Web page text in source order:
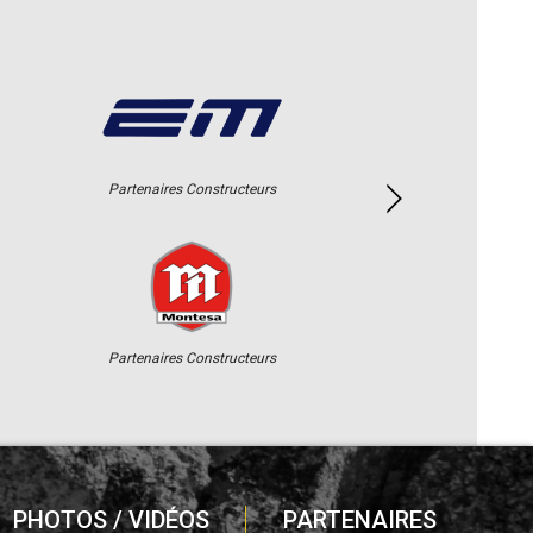
Partenaires Constructeurs
Partenaires Constructeurs
PHOTOS / VIDÉOS PARTENAIRES